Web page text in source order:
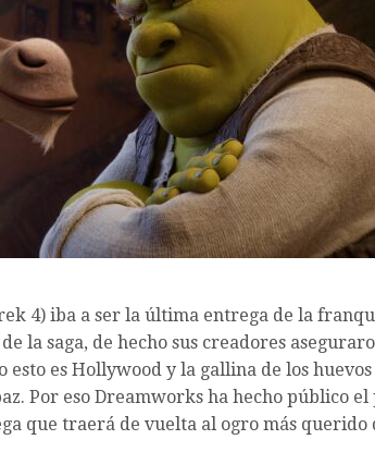
4) iba a ser la última entrega de la
la saga, de hecho sus creadores
es Hollywood y la gallina de los huevos
Por eso Dreamworks ha hecho público
que traerá de vuelta al ogro más querido